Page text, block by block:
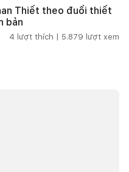
Thiết theo đuổi thiết
bản
4 lượt thích | 5.879 lượt xem